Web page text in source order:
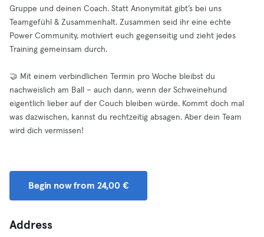
Gruppe und deinen Coach. Statt Anonymität gibt’s bei uns
Teamgefühl & Zusammenhalt. Zusammen seid ihr eine echte
Power Community, motiviert euch gegenseitig und zieht jedes
Training gemeinsam durch.
🤝 Mit einem verbindlichen Termin pro Woche bleibst du
nachweislich am Ball – auch dann, wenn der Schweinehund
eigentlich lieber auf der Couch bleiben würde. Kommt doch mal
was dazwischen, kannst du rechtzeitig absagen. Aber dein Team
wird dich vermissen!
Begin now from 24,00 €
Address